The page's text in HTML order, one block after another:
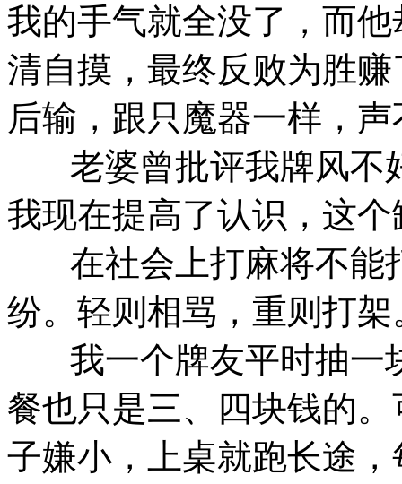
我的手气就全没了，而
清自摸，最终反败为胜
后输，跟只魔器一样，
老婆曾批评我牌风不
我现在提高了认识，这
在社会上打麻将不能
纷。轻则相骂，重则打架
我一个牌友平时抽一
餐也只是三、四块钱的
子嫌小，上桌就跑长途